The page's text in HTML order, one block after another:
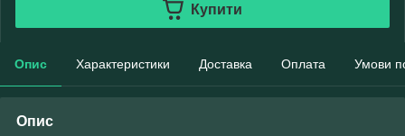
Купити
Опис Характеристики Доставка Оплата Умови
Опис